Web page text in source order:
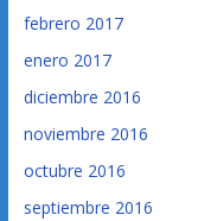
febrero 2017
enero 2017
diciembre 2016
noviembre 2016
octubre 2016
septiembre 2016